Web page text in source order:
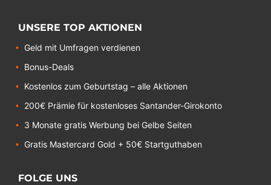
UNSERE TOP AKTIONEN
Geld mit Umfragen verdienen
Bonus-Deals
Kostenlos zum Geburtstag – alle Aktionen
200€ Prämie für kostenloses Santander-Girokonto
3 Monate gratis Werbung bei Gelbe Seiten
Gratis Mastercard Gold + 50€ Startguthaben
FOLGE UNS